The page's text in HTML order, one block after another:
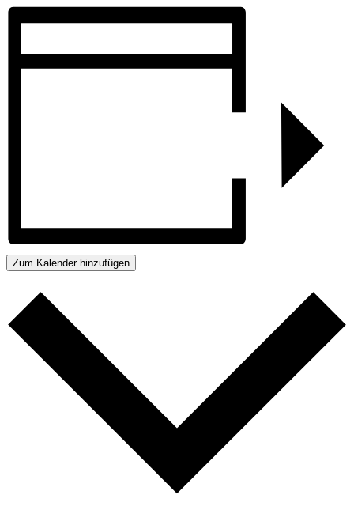
Zum Kalender hinzufügen